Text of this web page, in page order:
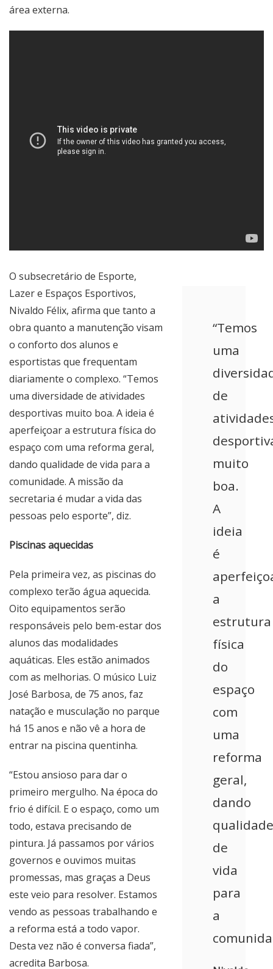
área externa.
“Temos
uma
de
muito
boa.
A
ideia
é
a
estrutura
física
do
espaço
com
uma
reforma
geral,
dando
qualidade
de
vida
para
a
O subsecretário de Esporte,
Lazer e Espaços Esportivos,
Nivaldo Félix, afirma que tanto a
obra quanto a manutenção visam
o conforto dos alunos e
esportistas que frequentam
diariamente o complexo. “Temos
uma diversidade de atividades
desportivas muito boa. A ideia é
aperfeiçoar a estrutura física do
espaço com uma reforma geral,
dando qualidade de vida para a
comunidade. A missão da
secretaria é mudar a vida das
pessoas pelo esporte”, diz.
Piscinas aquecidas
Pela primeira vez, as piscinas do
complexo terão água aquecida.
Oito equipamentos serão
responsáveis pelo bem-estar dos
alunos das modalidades
aquáticas. Eles estão animados
com as melhorias. O músico Luiz
José Barbosa, de 75 anos, faz
natação e musculação no parque
há 15 anos e não vê a hora de
entrar na piscina quentinha.
“Estou ansioso para dar o
primeiro mergulho. Na época do
frio é difícil. E o espaço, como um
todo, estava precisando de
pintura. Já passamos por vários
governos e ouvimos muitas
promessas, mas graças a Deus
este veio para resolver. Estamos
vendo as pessoas trabalhando e
a reforma está a todo vapor.
Desta vez não é conversa fiada”,
acredita Barbosa.